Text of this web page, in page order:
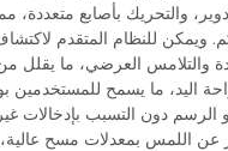
والتحريك بأصابع متعددة،
ويمكن للنظام المتقدم
والتلامس العرضي، ما يقلل
اليد، ما يسمح للمستخدمين
أو الرسم دون التسبب بإدخالات
عن اللمس بمعدلات مسح